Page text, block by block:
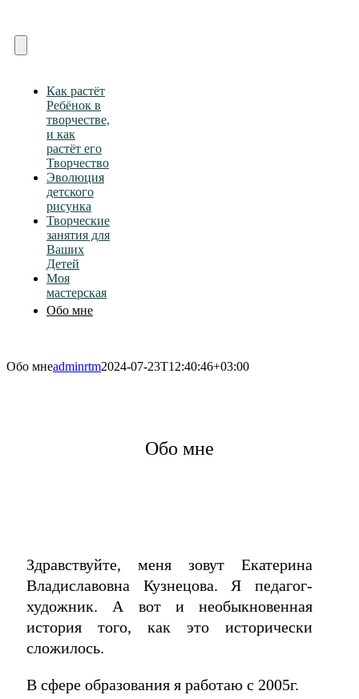
content
Toggle
Как растёт
Ребёнок в
творчестве,
и как
растёт его
Творчество
Эволюция
детского
рисунка
Творческие
занятия для
Ваших
Детей
Моя
мастерская
Обо мне
Обо мнеadminrtm2024-07-23T12:40:46+03:00
Обо мне
Здравствуйте, меня зовут Екатерина
Владиславовна Кузнецова. Я педагог-
художник. А вот и необыкновенная
история того, как это исторически
сложилось.
В сфере образования я работаю с 2005г.